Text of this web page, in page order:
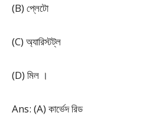
(B) প্লেটো
(C) অ্যারিস্টট্ল
(D) মিল ।
Ans: (A) কার্ভেদ রিড